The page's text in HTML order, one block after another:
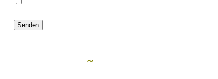
~